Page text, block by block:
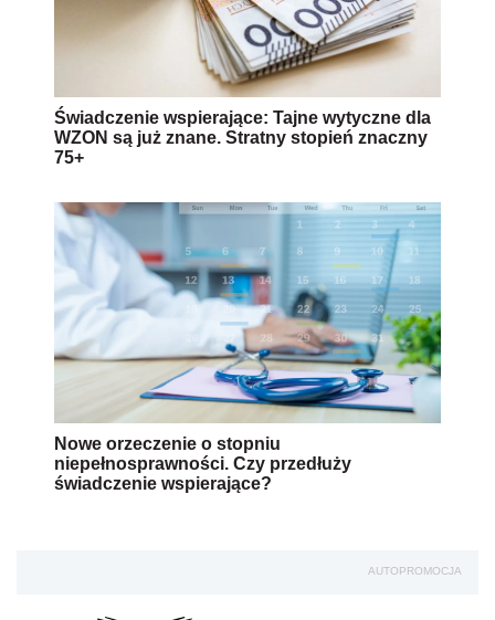
Świadczenie wspierające: Tajne wytyczne dla
WZON są już znane. Stratny stopień znaczny
75+
Nowe orzeczenie o stopniu
niepełnosprawności. Czy przedłuży
świadczenie wspierające?
AUTOPROMOCJA